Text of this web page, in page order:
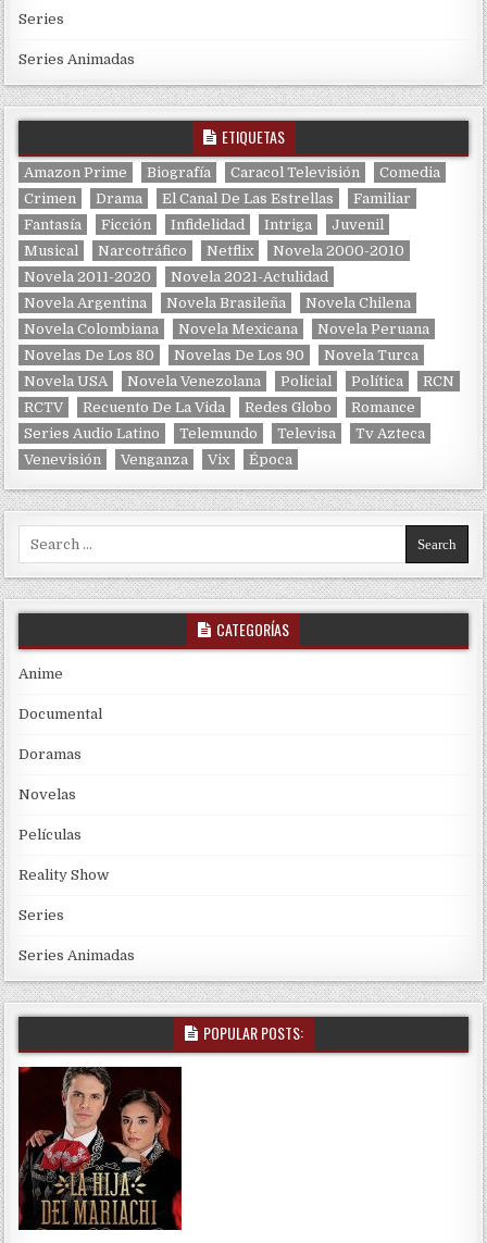
Series
Series Animadas
ETIQUETAS
Amazon Prime Biografía Caracol Televisión
Comedia
Crimen
Drama El Canal De Las Estrellas
Familiar
Fantasía
Ficción Infidelidad Intriga
Juvenil
Musical
Narcotráfico Netflix
Novela 2000-2010
Novela 2011-2020
Novela 2021-Actulidad
Novela Argentina
Novela Brasileña
Novela Chilena
Novela Colombiana
Novela Mexicana
Novela Peruana
Novelas De Los 80
Novelas De Los 90
Novela Turca
Novela USA
Novela Venezolana Policial Política
RCN
RCTV
Recuento De La Vida Redes Globo
Romance
Series Audio Latino
Telemundo Televisa
Tv Azteca
Venevisión
Venganza Vix Época
Search for:
CATEGORÍAS
Anime
Documental
Doramas
Novelas
Películas
Reality Show
Series
Series Animadas
POPULAR POSTS: